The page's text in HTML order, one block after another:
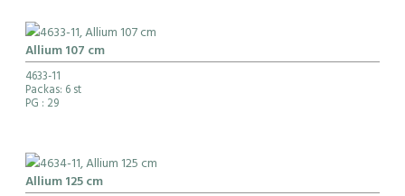
Allium 107 cm
4633-11
Packas: 6 st
PG : 29
Allium 125 cm